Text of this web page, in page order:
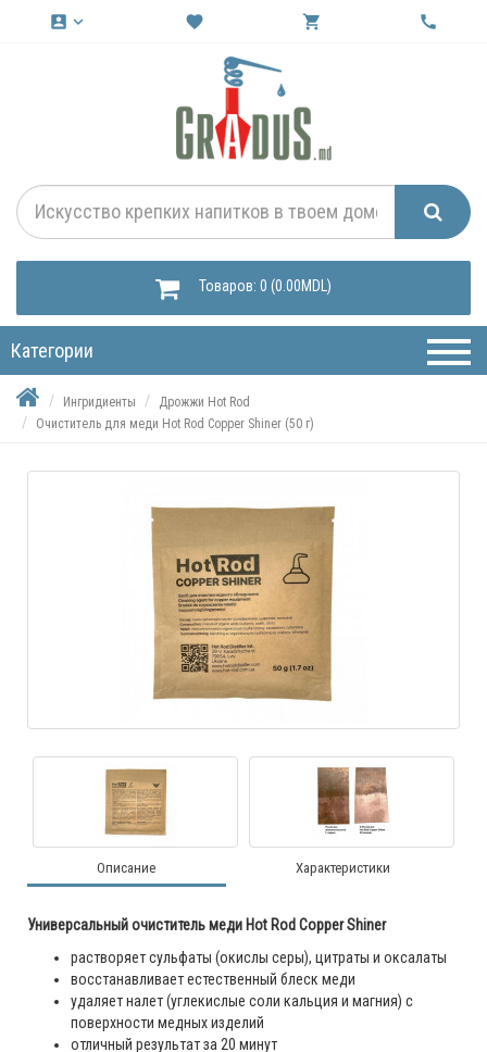
account_box keyboard_arrow_down favorite shopping_cart call
Товаров: 0 (0.00MDL)
Категории
Ингридиенты
Дрожжи Hot Rod
Очиститель для меди Hot Rod Copper Shiner (50 г)
Описание Характеристики
Универсальный очиститель меди Hot Rod Copper Shiner
растворяет сульфаты (окислы серы), цитраты и оксалаты
восстанавливает естественный блеск меди
удаляет налет (углекислые соли кальция и магния) с
поверхности медных изделий
отличный результат за 20 минут